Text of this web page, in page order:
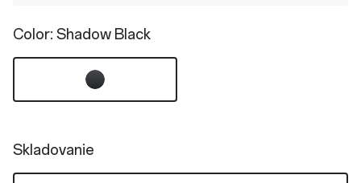
Color: Shadow Black
Skladovanie